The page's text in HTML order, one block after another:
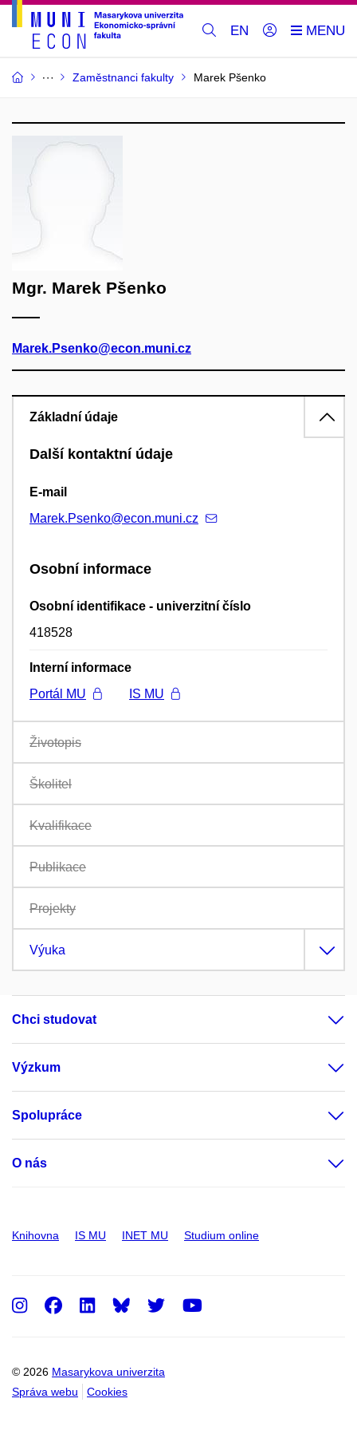
EN
Zaměstnanci fakulty Marek Pšenko
Mgr. Marek Pšenko
Marek.Psenko@econ.muni.cz
Základní údaje
Další kontaktní údaje
E-mail
Marek.Psenko@econ.muni.cz
Osobní informace
Osobní identifikace - univerzitní číslo
418528
Interní informace
Portál MU
IS MU
Životopis
Školitel
Kvalifikace
Publikace
Projekty
Výuka
Chci studovat
Výzkum
Spolupráce
O nás
Knihovna IS MU INET MU Studium online
© 2026 Masarykova univerzita
Správa webu
Cookies
Instagram
Facebook
LinkedInTwitter